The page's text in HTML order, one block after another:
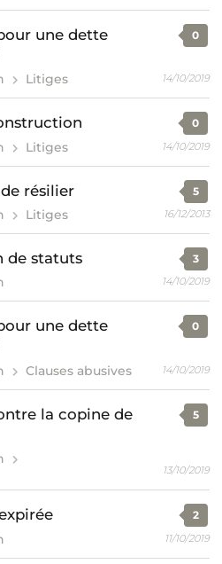
une dette
Litiges
0
14/10/2019
Litiges
0
14/10/2019
résilier
Litiges
5
16/12/2013
de statuts 3
14/10/2019
une dette
Clauses abusives
0
14/10/2019
la copine de
5
13/10/2019
2
11/10/2019